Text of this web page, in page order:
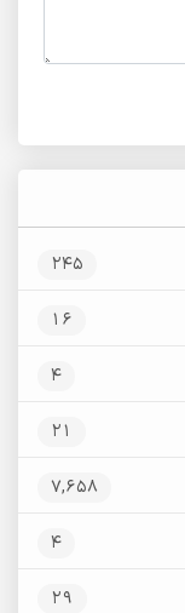
245
16
4
21
7,658
4
29